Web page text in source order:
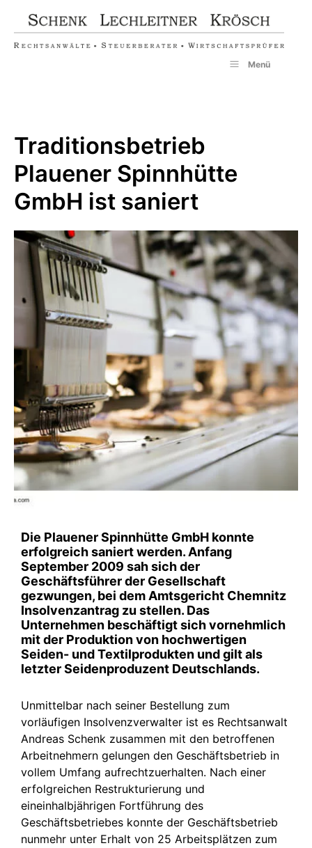
springen
Menü
Traditionsbetrieb
Plauener Spinnhütte
GmbH ist saniert
Die Plauener Spinnhütte GmbH konnte
erfolgreich saniert werden. Anfang
September 2009 sah sich der
Geschäftsführer der Gesellschaft
gezwungen, bei dem Amtsgericht Chemnitz
Insolvenzantrag zu stellen. Das
Unternehmen beschäftigt sich vornehmlich
mit der Produktion von hochwertigen
Seiden- und Textilprodukten und gilt als
letzter Seidenproduzent Deutschlands.
Unmittelbar nach seiner Bestellung zum
vorläufigen Insolvenzverwalter ist es Rechtsanwalt
Andreas Schenk zusammen mit den betroffenen
Arbeitnehmern gelungen den Geschäftsbetrieb in
vollem Umfang aufrechtzuerhalten. Nach einer
erfolgreichen Restrukturierung und
eineinhalbjährigen Fortführung des
Geschäftsbetriebes konnte der Geschäftsbetrieb
nunmehr unter Erhalt von 25 Arbeitsplätzen zum